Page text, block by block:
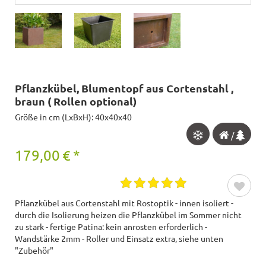
Pflanzkübel, Blumentopf aus Cortenstahl ,
braun ( Rollen optional)
Größe in cm (LxBxH): 40x40x40
/
179,00 € *
Pflanzkübel aus Cortenstahl mit Rostoptik - innen isoliert -
durch die Isolierung heizen die Pflanzkübel im Sommer nicht
zu stark - fertige Patina: kein anrosten erforderlich -
Wandstärke 2mm - Roller und Einsatz extra, siehe unten
"Zubehör"